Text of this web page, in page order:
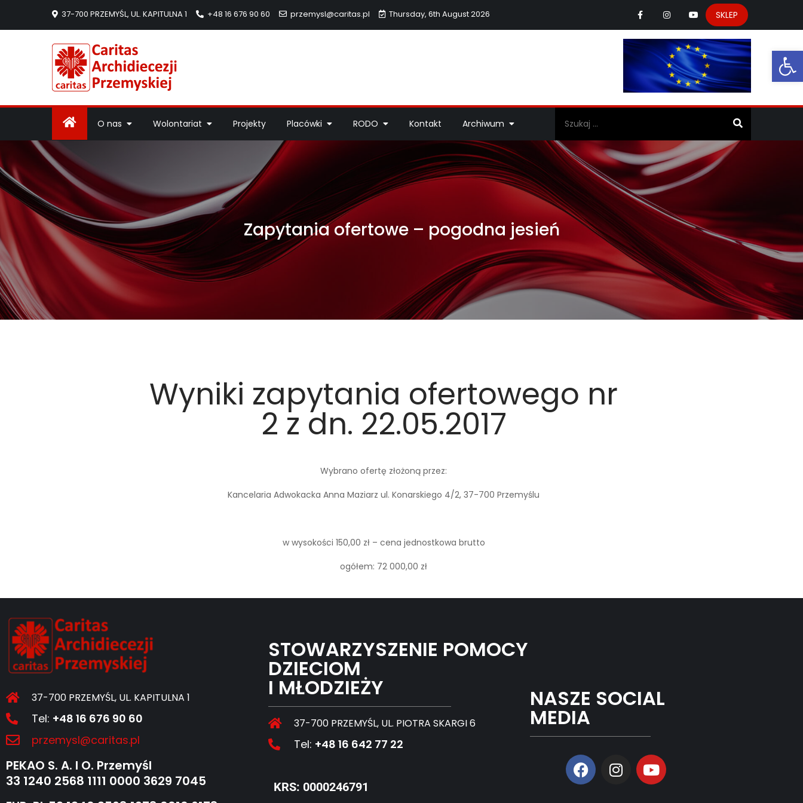
37-700 PRZEMYŚL, UL. KAPITULNA 1 +48 16 676 90 60 przemysl@caritas.pl Thursday, 6th August 2026 SKLEP
O nas Wolontariat Projekty Placówki RODO Kontakt Archiwum
Zapytania ofertowe – pogodna jesień
Wyniki zapytania ofertowego nr
2 z dn. 22.05.2017
Wybrano ofertę złożoną przez:
Kancelaria Adwokacka Anna Maziarz ul. Konarskiego 4/2, 37-700 Przemyślu
w wysokości 150,00 zł – cena jednostkowa brutto
ogółem: 72 000,00 zł
37-700 PRZEMYŚL, UL. KAPITULNA 1
Tel: +48 16 676 90 60
przemysl@caritas.pl
PEKAO S. A. I O. Przemyśl
33 1240 2568 1111 0000 3629 7045
STOWARZYSZENIE POMOCY
DZIECIOM
I MŁODZIEŻY
37-700 PRZEMYŚL, UL. PIOTRA SKARGI 6
Tel: +48 16 642 77 22
KRS: 0000246791
NASZE SOCIAL
MEDIA